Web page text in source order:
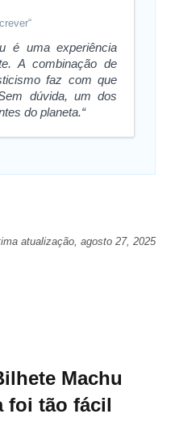
é uma experiência
A combinação de
faz com que
dúvida, um dos
do planeta.“
atualização, agosto 27, 2025
Machu
foi tão fácil